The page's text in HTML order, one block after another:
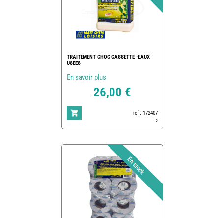
TRAITEMENT CHOC CASSETTE -EAUX
USEES
En savoir plus
26,00 €
ref : 172407
2